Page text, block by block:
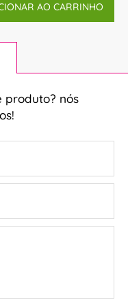
AO CARRINHO
produto? nós